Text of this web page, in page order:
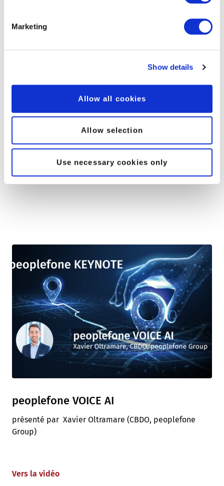
Marketing
Show details
Allow all cookies
Allow selection
Use necessary cookies only
peoplefone API
présenté par Christian Pauli (Product Manager API)
Vers la vidéo
peoplefone VOICE AI
présenté par Xavier Oltramare (CBDO, peoplefone
Group)
Vers la vidéo